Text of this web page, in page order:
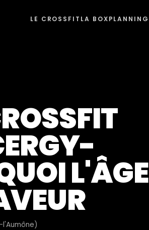
LE CROSSFIT LA BOXPLANNING
L'ÂGE